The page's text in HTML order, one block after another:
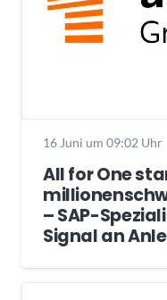
16 Juni um 09:02 Uhr
All for One
– SAP-
Signal an